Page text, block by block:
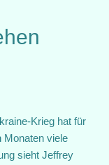
Krieg hat für
Monaten viele
sieht Jeffrey